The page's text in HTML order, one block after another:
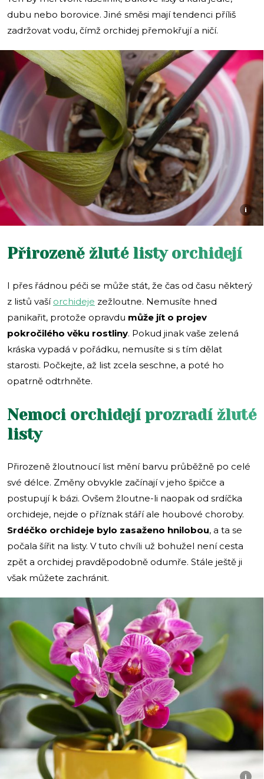
dubu nebo borovice. Jiné směsi mají tendenci příliš
zadržovat vodu, čímž orchidej přemokřují a ničí.
i
Přirozeně žluté listy orchidejí
I přes řádnou péči se může stát, že čas od času některý
z listů vaší orchideje zežloutne. Nemusíte hned
panikařit, protože opravdu může jít o projev
pokročilého věku rostliny. Pokud jinak vaše zelená
kráska vypadá v pořádku, nemusíte si s tím dělat
starosti. Počkejte, až list zcela seschne, a poté ho
opatrně odtrhněte.
Nemoci orchidejí prozradí žluté
listy
Přirozeně žloutnoucí list mění barvu průběžně po celé
své délce. Změny obvykle začínají v jeho špičce a
postupují k bázi. Ovšem žloutne-li naopak od srdíčka
orchideje, nejde o příznak stáří ale houbové choroby.
Srdéčko orchideje bylo zasaženo hnilobou, a ta se
počala šířit na listy. V tuto chvíli už bohužel není cesta
zpět a orchidej pravděpodobně odumře. Stále ještě ji
však můžete zachránit.
i